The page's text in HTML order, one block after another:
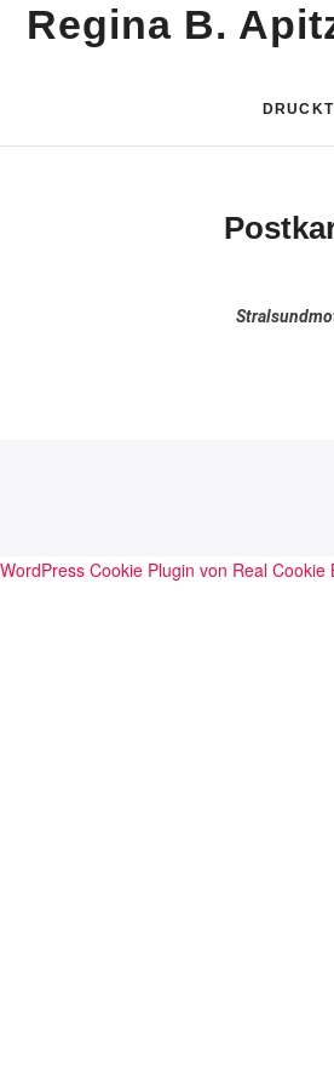
Regina B.
WordPress Cookie Plugin von Real Cookie